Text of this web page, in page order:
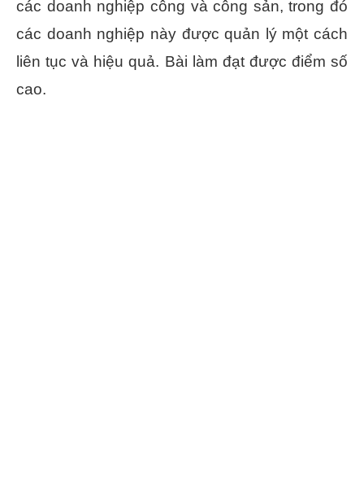
các doanh nghiệp công và công sản, trong đó
các doanh nghiệp này được quản lý một cách
liên tục và hiệu quả. Bài làm đạt được điểm số
cao.